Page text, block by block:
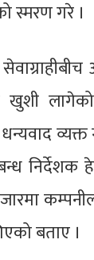
स्मरण गरे ।
निर्देशक
बताए ।